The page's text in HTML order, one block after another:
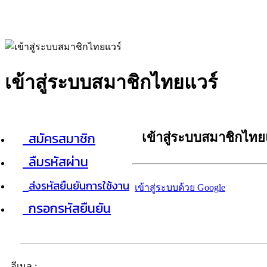
เข้าสู่ระบบสมาชิกไทยแวร์
สมัครสมาชิก
ลืมรหัสผ่าน
ส่งรหัสยืนยันการใช้งาน
กรอกรหัสยืนยัน
เข้าสู่ระบบสมาชิกไท
เข้าสู่ระบบด้วย Google